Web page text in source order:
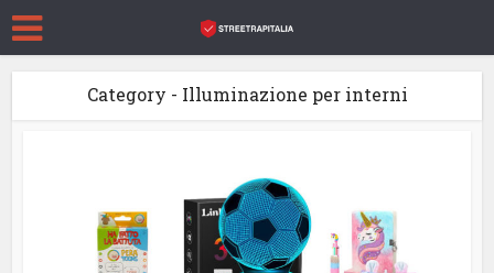
Category - Illuminazione per interni